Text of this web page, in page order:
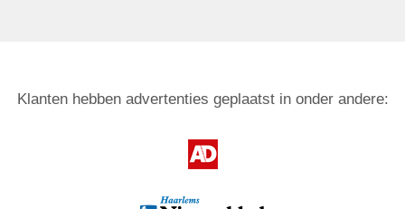
Klanten hebben advertenties geplaatst in onder andere: